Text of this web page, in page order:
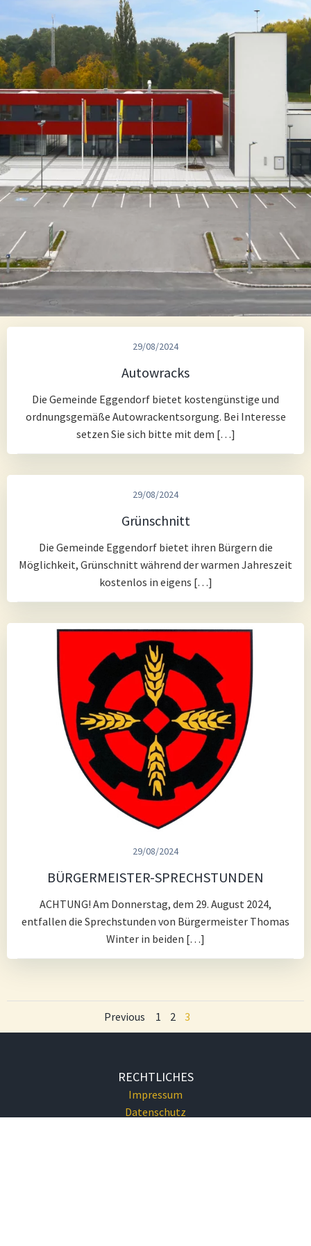
29/08/2024
Autowracks
Die Gemeinde Eggendorf bietet kostengünstige und
ordnungsgemäße Autowrackentsorgung. Bei Interesse
setzen Sie sich bitte mit dem […]
29/08/2024
Grünschnitt
Die Gemeinde Eggendorf bietet ihren Bürgern die
Möglichkeit, Grünschnitt während der warmen Jahreszeit
kostenlos in eigens […]
29/08/2024
BÜRGERMEISTER-SPRECHSTUNDEN
ACHTUNG! Am Donnerstag, dem 29. August 2024,
entfallen die Sprechstunden von Bürgermeister Thomas
Winter in beiden […]
Posts
Previous
Posts
Page
1 Page
2 Page
3
RECHTLICHES
Impressum
Datenschutz